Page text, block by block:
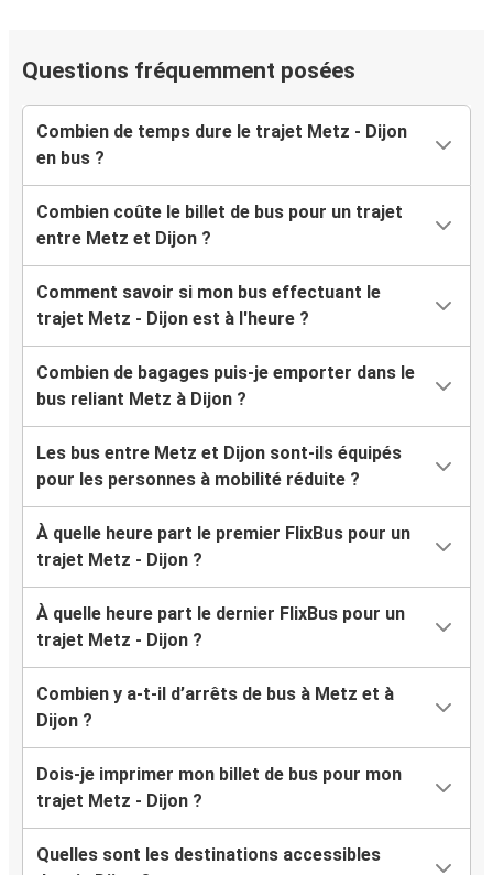
Questions fréquemment posées
Combien de temps dure le trajet Metz - Dijon
en bus ?
Combien coûte le billet de bus pour un trajet
entre Metz et Dijon ?
Comment savoir si mon bus effectuant le
trajet Metz - Dijon est à l'heure ?
Combien de bagages puis-je emporter dans le
bus reliant Metz à Dijon ?
Les bus entre Metz et Dijon sont-ils équipés
pour les personnes à mobilité réduite ?
À quelle heure part le premier FlixBus pour un
trajet Metz - Dijon ?
À quelle heure part le dernier FlixBus pour un
trajet Metz - Dijon ?
Combien y a-t-il d’arrêts de bus à Metz et à
Dijon ?
Dois-je imprimer mon billet de bus pour mon
trajet Metz - Dijon ?
Quelles sont les destinations accessibles